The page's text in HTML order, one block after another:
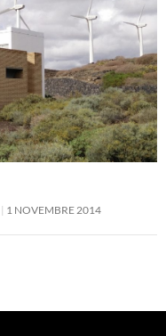
1 NOVEMBRE 2014